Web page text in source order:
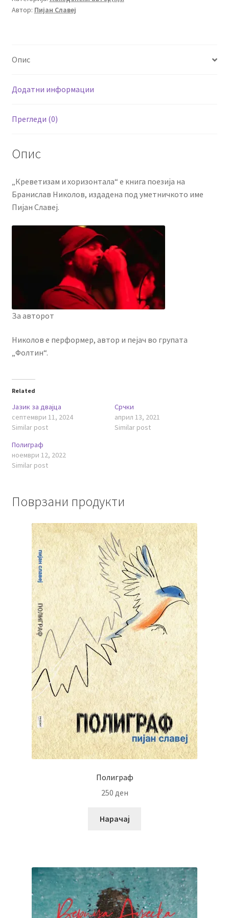
Автор: Пијан Славеј
Опис
Додатни информации
Прегледи (0)
Опис
„Креветизам и хоризонтала“ е книга поезија на
Бранислав Николов, издадена под уметничкото име
Пијан Славеј.
За авторот
Николов е перформер, автор и пејач во групата
„Фолтин“.
Related
Јазик за двајца
септември 11, 2024
Similar post
Срчки
април 13, 2021
Similar post
Полиграф
ноември 12, 2022
Similar post
Поврзани продукти
Полиграф
250 ден
Нарачај